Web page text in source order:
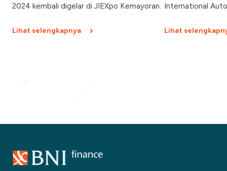
2024 kembali digelar di JIEXpo Kemayoran.
Lihat selengkapnya
International
Berlangsung
Lihat